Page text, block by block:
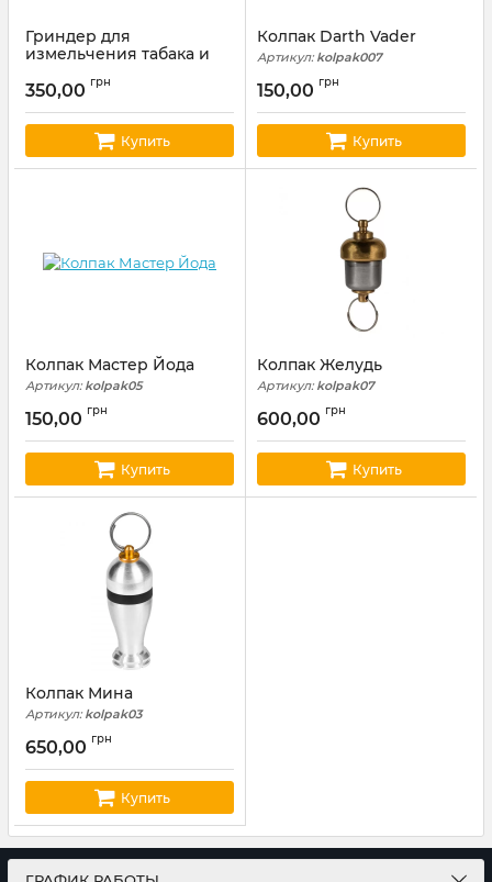
Гриндер для
измельчения табака и
Артикул: grinder01
350,00 грн
Купить
Колпак Darth Vader
Артикул:kolpak007
150,00 грн
Купить
Колпак Мастер Йода
Артикул:kolpak05
150,00 грн
Купить
Колпак Желудь
Артикул:kolpak07
600,00 грн
Купить
Колпак Мина
Артикул:kolpak03
650,00 грн
Купить